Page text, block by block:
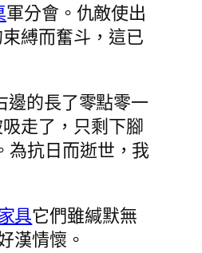
軍分會。仇敵使出
縛而奮斗，這已
邊的長了零點零一
走了，只剩下腳
為抗日而逝世，我
具它們雖緘默無
漢情懷。